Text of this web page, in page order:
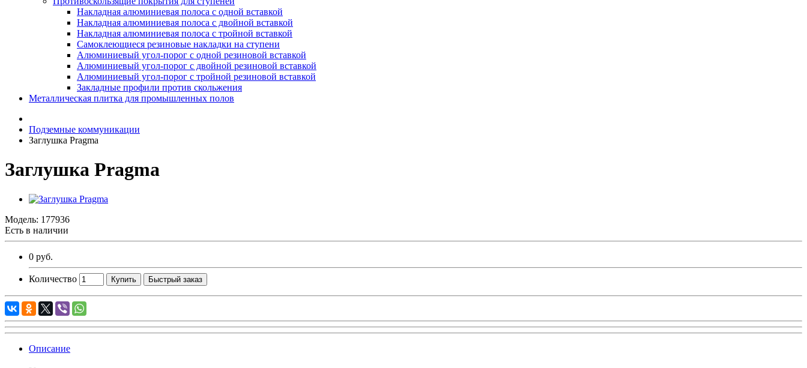
Накладная алюминиевая полоса с одной вставкой
Накладная алюминиевая полоса с двойной вставкой
Накладная алюминиевая полоса с тройной вставкой
Самоклеющиеся резиновые накладки на ступени
Алюминиевый угол-порог с одной резиновой вставкой
Алюминиевый угол-порог с двойной резиновой вставкой
Алюминиевый угол-порог с тройной резиновой вставкой
Закладные профили против скольжения
Металлическая плитка для промышленных полов
Подземные коммуникации
Заглушка Pragma
Заглушка Pragma
Модель: 177936
Есть в наличии
0 руб.
Количество Купить Быстрый заказ
Описание